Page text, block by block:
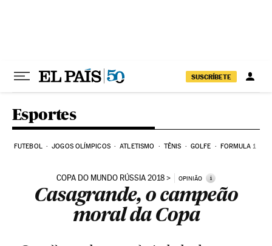
SUSCRÍBETE
Esportes
FUTEBOL JOGOS OLÍMPICOS ATLETISMO TÊNIS GOLFE FORMULA 1
COPA DO MUNDO RÚSSIA 2018 OPINIÃO i
Casagrande, o campeão
moral da Copa